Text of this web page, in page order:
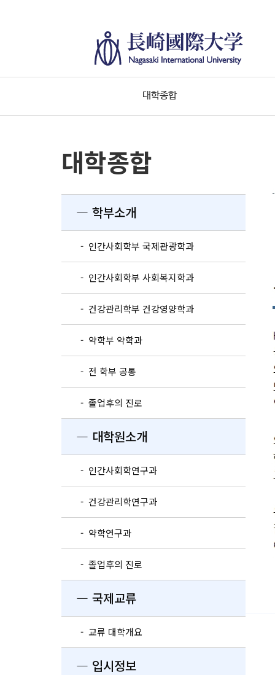
대학종합
대학종합
― 학부소개
- 인간사회학부 국제관광학과
- 인간사회학부 사회복지학과
- 건강관리학부 건강영양학과
- 약학부 약학과
- 전 학부 공통
- 졸업후의 진로
― 대학원소개
- 인간사회학연구과
- 건강관리학연구과
- 약학연구과
- 졸업후의 진로
― 국제교류
- 교류 대학개요
― 입시정보